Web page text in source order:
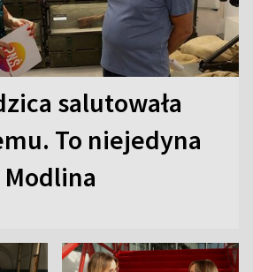
salutowała
To niejedyna